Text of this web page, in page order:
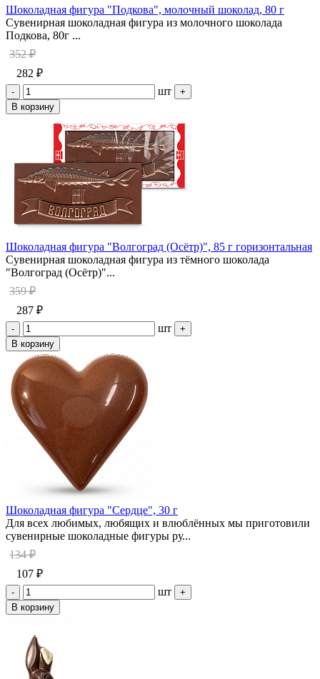
Шоколадная фигура "Подкова", молочный шоколад, 80 г
Сувенирная шоколадная фигура из молочного шоколада
Подкова, 80г ...
352 ₽
282 ₽
- шт
+
В корзину
Шоколадная фигура "Волгоград (Осётр)", 85 г горизонтальная
Сувенирная шоколадная фигура из тёмного шоколада
"Волгоград (Осётр)"...
359 ₽
287 ₽
- шт
+
В корзину
Шоколадная фигура "Сердце", 30 г
Для всех любимых, любящих и влюблённых мы приготовили
сувенирные шоколадные фигуры ру...
134 ₽
107 ₽
- шт
+
В корзину